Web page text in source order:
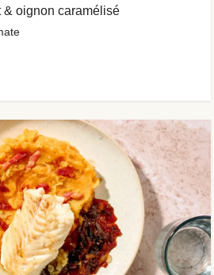
& oignon caramélisé